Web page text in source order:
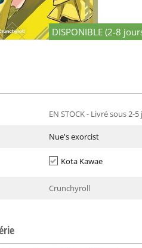
DISPONIBLE (2-8
EN STOCK - Livré sous 2-
Nue's exorcist
Kota Kawae
Crunchyroll